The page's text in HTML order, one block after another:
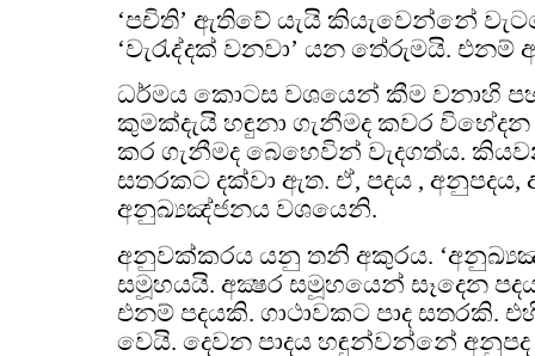
‘පචිති’ ඇතිවේ යැයි කියැවෙන්නේ
‘වැරැද්දක් වනවා’ යන තේරුමයි. එනම්
ධර්මය කොටස වශයෙන් කීම වනාහි
කුමක්දැයි හඳුනා ගැනීමද කවර
කර ගැනීමද බෙහෙවින් වැදගත්ය.
සතරකට දක්වා ඇත. ඒ, පදය ,
අනුඛ්‍යඤ්ජනය වශයෙනි.
අනුවක්කරය යනු තනි අකුරය.
සමූහයයි. අක්‍ෂර සමූහයෙන් සෑදෙන
එනම් පදයකි. ගාථාවකට පාද සතරකි.
වෙයි. දෙවන පාදය හඳුන්වන්නේ